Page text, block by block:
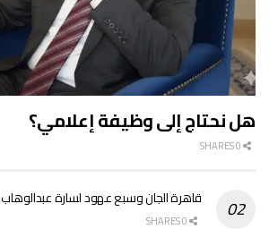
هل نحتاج إلى وظيفة إعلامي؟
قاهرة الجان وسبع عهود لسارة عبدالوهاب